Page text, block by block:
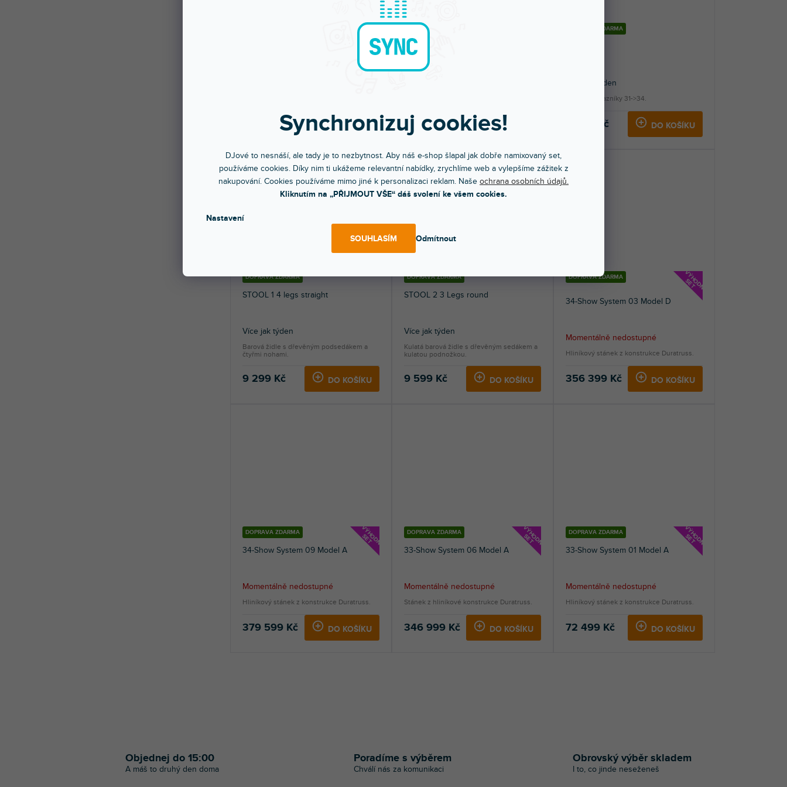
Synchronizuj cookies!
DJové to nesnáší, ale tady je to nezbytnost. Aby náš e-shop šlapal jak dobře namixovaný set,
používáme cookies. Díky nim ti ukážeme relevantní nabídky, zrychlíme web a vylepšíme zážitek z
nakupování. Cookies používáme mimo jiné k personalizaci reklam. Naše ochrana osobních údajů.
Kliknutím na „PŘIJMOUT VŠE“ dáš svolení ke všem cookies.
Nastavení
Odmítnout
SOUHLASÍM
13 599 Kč DO KOŠÍKU
608154490
4 008 Kč DO KOŠÍKU
DOPRAVA ZDARMA
Více jak týden
6 999 Kč DO KOŠÍKU
Police pro vazníky 31->34.
DOPRAVA ZDARMA
STOOL 1 4 legs straight
Více jak týden
9 299 Kč DO KOŠÍKU
Barová židle s dřevěným podsedákem a
čtyřmi nohami.
DOPRAVA ZDARMA
STOOL 2 3 Legs round
Více jak týden
9 599 Kč DO KOŠÍKU
Kulatá barová židle s dřevěným sedákem a
kulatou podnožkou.
DOPRAVA ZDARMA V
Ý
H
O
D
N
Ý
S
E
T
34-Show System 03 Model D
Momentálně nedostupné
356 399 Kč DO KOŠÍKU
Hliníkový stánek z konstrukce Duratruss.
DOPRAVA ZDARMA V
Ý
H
O
D
N
Ý
S
E
T
34-Show System 09 Model A
Momentálně nedostupné
379 599 Kč DO KOŠÍKU
Hliníkový stánek z konstrukce Duratruss.
DOPRAVA ZDARMA V
Ý
H
O
D
N
Ý
S
E
T
33-Show System 06 Model A
Momentálně nedostupné
346 999 Kč DO KOŠÍKU
Stánek z hliníkové konstrukce Duratruss.
DOPRAVA ZDARMA V
Ý
H
O
D
N
Ý
S
E
T
33-Show System 01 Model A
Momentálně nedostupné
72 499 Kč DO KOŠÍKU
Hliníkový stánek z konstrukce Duratruss.
Objednej do 15:00
A máš to druhý den doma
Poradíme s výběrem
Chválí nás za komunikaci
Obrovský výběr skladem
I to, co jinde neseženeš